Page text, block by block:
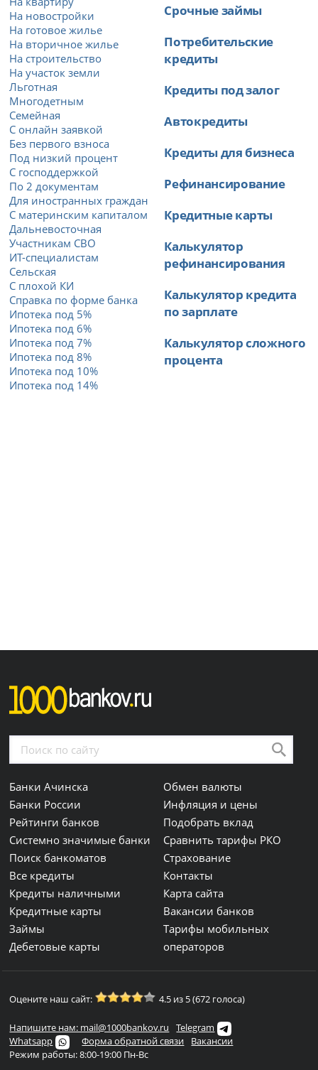
На новостройки
На готовое жилье
На вторичное жилье
На строительство
На участок земли
Льготная
Многодетным
Семейная
С онлайн заявкой
Без первого взноса
Под низкий процент
С господдержкой
По 2 документам
Для иностранных граждан
С материнским капиталом
Дальневосточная
Участникам СВО
ИТ-специалистам
Сельская
С плохой КИ
Справка по форме банка
Ипотека под 5%
Ипотека под 6%
Ипотека под 7%
Ипотека под 8%
Ипотека под 10%
Ипотека под 14%
Срочные займы
Потребительские
кредиты
Кредиты под залог
Автокредиты
Кредиты для бизнеса
Рефинансирование
Кредитные карты
Калькулятор
рефинансирования
Калькулятор кредита
по зарплате
Калькулятор сложного
процента
Банки Ачинска
Банки России
Рейтинги банков
Системно значимые банки
Поиск банкоматов
Все кредиты
Кредиты наличными
Кредитные карты
Займы
Дебетовые карты
Обмен валюты
Инфляция и цены
Подобрать вклад
Сравнить тарифы РКО
Страхование
Контакты
Карта сайта
Вакансии банков
Тарифы мобильных
операторов
Оцените наш сайт: 4.5 из 5 (672 голоса)
Напишите нам: mail@1000bankov.ru
Telegram
Whatsapp
Форма обратной связи
Вакансии
Режим работы: 8:00-19:00 Пн-Вс